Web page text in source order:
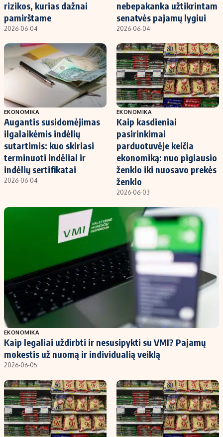
Kontaktai
Regionų naujienos
rizikos, kurias dažnai
pamirštame
2026-06-04
nebepakanka užtikrintam
senatvės pajamų lygiui
2026-06-04
EKONOMIKA
Augantis susidomėjimas
ilgalaikėmis indėlių
sutartimis: kuo skiriasi
terminuoti indėliai ir
indėlių sertifikatai
2026-06-04
EKONOMIKA
Kaip kasdieniai
pasirinkimai
parduotuvėje keičia
ekonomiką: nuo pigiausio
ženklo iki nuosavo prekės
ženklo
2026-06-03
EKONOMIKA
Kaip legaliai uždirbti ir nesusipykti su VMI? Pajamų
mokestis už nuomą ir individualią veiklą
2026-06-05